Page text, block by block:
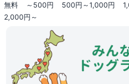
無料 ～500円 500円～1,000円
2,000円～